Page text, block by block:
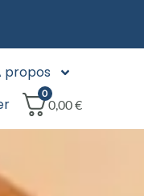
propos
0
0,00€